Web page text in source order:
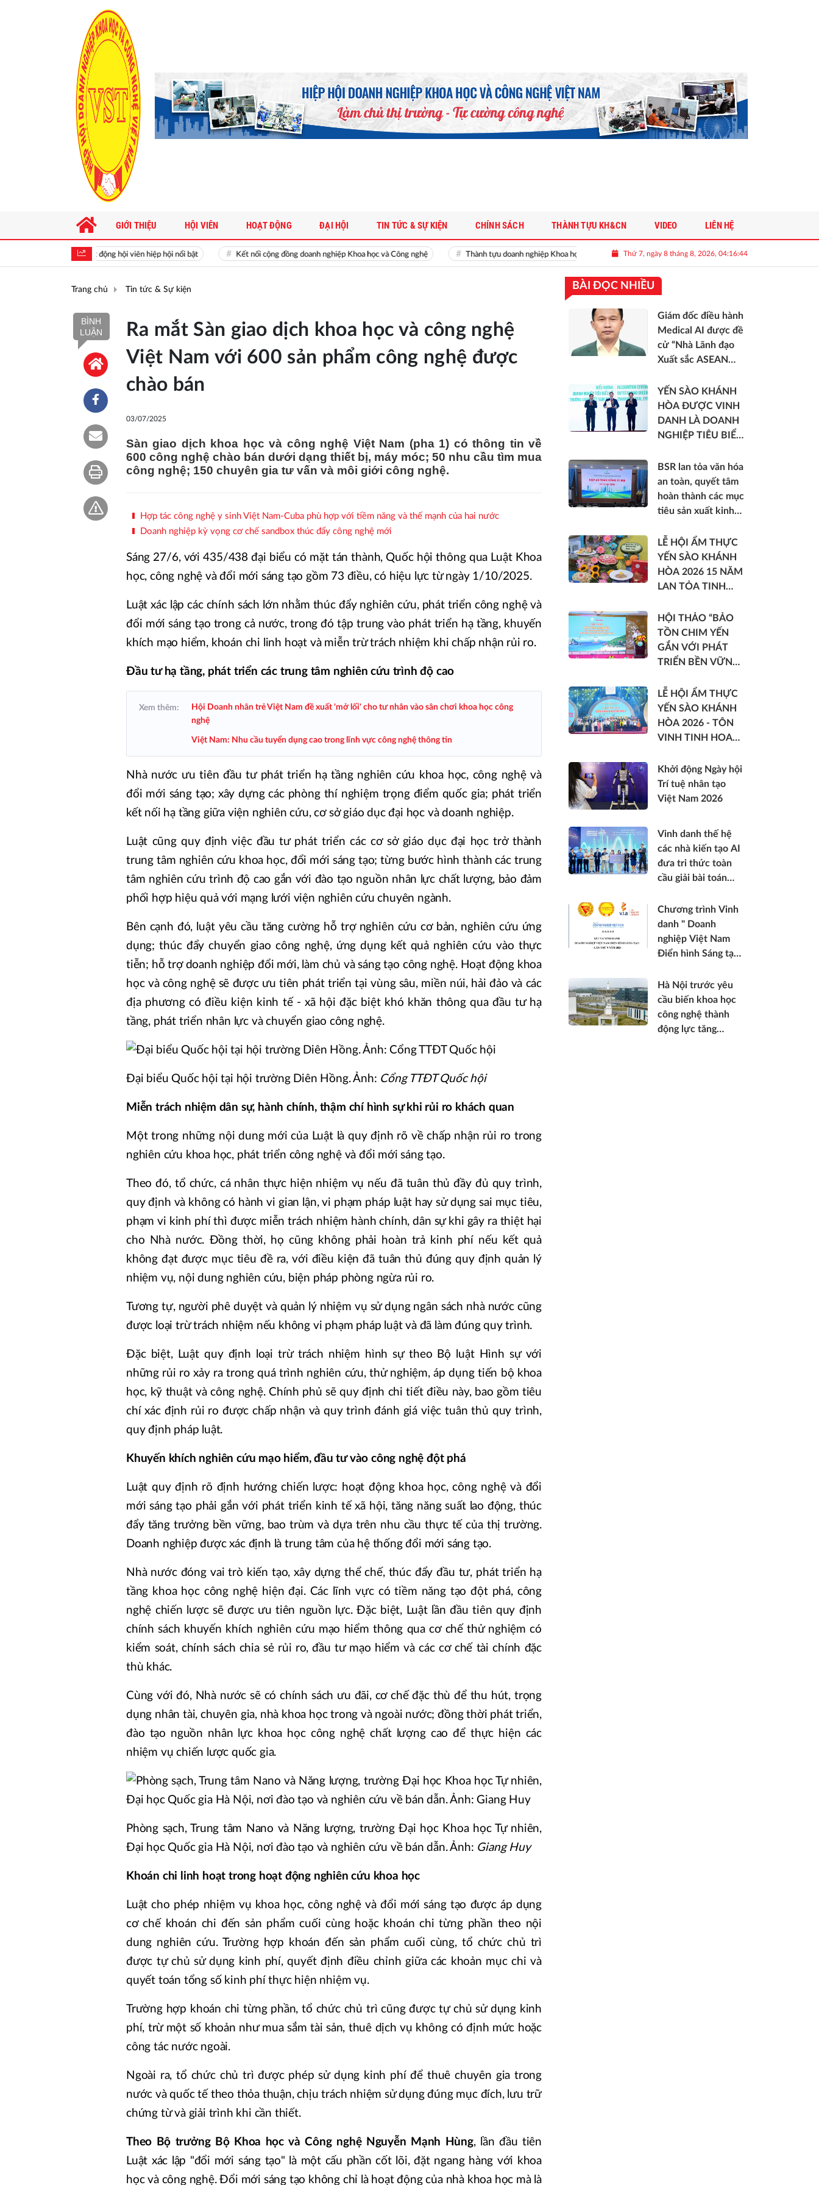
Hoạt động hội viên hiệp hội nổi bật Kết nối cộng đồng doanh nghiệp Khoa học và Công nghệ Thành tựu doanh nghiệp Khoa học và Công nghệ Việt Nam Vinh danh doanh nghiệp khoa học và
Thứ 7, ngày 8 tháng 8, 2026, 04:16:45
GIỚI THIỆU HỘI VIÊN HOẠT ĐỘNG ĐẠI HỘI TIN TỨC & SỰ KIỆN CHÍNH SÁCH THÀNH TỰU KH&CN VIDEO LIÊN HỆ
Trang chủ Tin tức & Sự kiện
BÌNH
LUẬN
Ra mắt Sàn giao dịch khoa học và công nghệ
Việt Nam với 600 sản phẩm công nghệ được
chào bán
03/07/2025
Sàn giao dịch khoa học và công nghệ Việt Nam (pha 1) có thông tin về
600 công nghệ chào bán dưới dạng thiết bị, máy móc; 50 nhu cầu tìm mua
công nghệ; 150 chuyên gia tư vấn và môi giới công nghệ.
Hợp tác công nghệ y sinh Việt Nam-Cuba phù hợp với tiềm năng và thế mạnh của hai nước
Doanh nghiệp kỳ vọng cơ chế sandbox thúc đẩy công nghệ mới
Sáng 27/6, với 435/438 đại biểu có mặt tán thành, Quốc hội thông qua Luật Khoa
học, công nghệ và đổi mới sáng tạo gồm 73 điều, có hiệu lực từ ngày 1/10/2025.
Luật xác lập các chính sách lớn nhằm thúc đẩy nghiên cứu, phát triển công nghệ và
đổi mới sáng tạo trong cả nước, trong đó tập trung vào phát triển hạ tầng, khuyến
khích mạo hiểm, khoán chi linh hoạt và miễn trừ trách nhiệm khi chấp nhận rủi ro.
Đầu tư hạ tầng, phát triển các trung tâm nghiên cứu trình độ cao
Xem thêm:
Hội Doanh nhân trẻ Việt Nam đề xuất 'mở lối' cho tư nhân vào sân chơi khoa học công
nghệ
Việt Nam: Nhu cầu tuyển dụng cao trong lĩnh vực công nghệ thông tin
Nhà nước ưu tiên đầu tư phát triển hạ tầng nghiên cứu khoa học, công nghệ và
đổi mới sáng tạo; xây dựng các phòng thí nghiệm trọng điểm quốc gia; phát triển
kết nối hạ tầng giữa viện nghiên cứu, cơ sở giáo dục đại học và doanh nghiệp.
Luật cũng quy định việc đầu tư phát triển các cơ sở giáo dục đại học trở thành
trung tâm nghiên cứu khoa học, đổi mới sáng tạo; từng bước hình thành các trung
tâm nghiên cứu trình độ cao gắn với đào tạo nguồn nhân lực chất lượng, bảo đảm
phối hợp hiệu quả với mạng lưới viện nghiên cứu chuyên ngành.
Bên cạnh đó, luật yêu cầu tăng cường hỗ trợ nghiên cứu cơ bản, nghiên cứu ứng
dụng; thúc đẩy chuyển giao công nghệ, ứng dụng kết quả nghiên cứu vào thực
tiễn; hỗ trợ doanh nghiệp đổi mới, làm chủ và sáng tạo công nghệ. Hoạt động khoa
học và công nghệ sẽ được ưu tiên phát triển tại vùng sâu, miền núi, hải đảo và các
địa phương có điều kiện kinh tế - xã hội đặc biệt khó khăn thông qua đầu tư hạ
tầng, phát triển nhân lực và chuyển giao công nghệ.
Đại biểu Quốc hội tại hội trường Diên Hồng. Ảnh: Cổng TTĐT Quốc hội
Miễn trách nhiệm dân sự, hành chính, thậm chí hình sự khi rủi ro khách quan
Một trong những nội dung mới của Luật là quy định rõ về chấp nhận rủi ro trong
nghiên cứu khoa học, phát triển công nghệ và đổi mới sáng tạo.
Theo đó, tổ chức, cá nhân thực hiện nhiệm vụ nếu đã tuân thủ đầy đủ quy trình,
quy định và không có hành vi gian lận, vi phạm pháp luật hay sử dụng sai mục tiêu,
phạm vi kinh phí thì được miễn trách nhiệm hành chính, dân sự khi gây ra thiệt hại
cho Nhà nước. Đồng thời, họ cũng không phải hoàn trả kinh phí nếu kết quả
không đạt được mục tiêu đề ra, với điều kiện đã tuân thủ đúng quy định quản lý
nhiệm vụ, nội dung nghiên cứu, biện pháp phòng ngừa rủi ro.
Tương tự, người phê duyệt và quản lý nhiệm vụ sử dụng ngân sách nhà nước cũng
được loại trừ trách nhiệm nếu không vi phạm pháp luật và đã làm đúng quy trình.
Đặc biệt, Luật quy định loại trừ trách nhiệm hình sự theo Bộ luật Hình sự với
những rủi ro xảy ra trong quá trình nghiên cứu, thử nghiệm, áp dụng tiến bộ khoa
học, kỹ thuật và công nghệ. Chính phủ sẽ quy định chi tiết điều này, bao gồm tiêu
chí xác định rủi ro được chấp nhận và quy trình đánh giá việc tuân thủ quy trình,
quy định pháp luật.
Khuyến khích nghiên cứu mạo hiểm, đầu tư vào công nghệ đột phá
Luật quy định rõ định hướng chiến lược: hoạt động khoa học, công nghệ và đổi
mới sáng tạo phải gắn với phát triển kinh tế xã hội, tăng năng suất lao động, thúc
đẩy tăng trưởng bền vững, bao trùm và dựa trên nhu cầu thực tế của thị trường.
Doanh nghiệp được xác định là trung tâm của hệ thống đổi mới sáng tạo.
Nhà nước đóng vai trò kiến tạo, xây dựng thể chế, thúc đẩy đầu tư, phát triển hạ
tầng khoa học công nghệ hiện đại. Các lĩnh vực có tiềm năng tạo đột phá, công
nghệ chiến lược sẽ được ưu tiên nguồn lực. Đặc biệt, Luật lần đầu tiên quy định
chính sách khuyến khích nghiên cứu mạo hiểm thông qua cơ chế thử nghiệm có
kiểm soát, chính sách chia sẻ rủi ro, đầu tư mạo hiểm và các cơ chế tài chính đặc
thù khác.
Cùng với đó, Nhà nước sẽ có chính sách ưu đãi, cơ chế đặc thù để thu hút, trọng
dụng nhân tài, chuyên gia, nhà khoa học trong và ngoài nước; đồng thời phát triển,
đào tạo nguồn nhân lực khoa học công nghệ chất lượng cao để thực hiện các
nhiệm vụ chiến lược quốc gia.
Phòng sạch, Trung tâm Nano và Năng lượng, trường Đại học Khoa học Tự nhiên,
Đại học Quốc gia Hà Nội, nơi đào tạo và nghiên cứu về bán dẫn. Ảnh: Giang Huy
Khoán chi linh hoạt trong hoạt động nghiên cứu khoa học
Luật cho phép nhiệm vụ khoa học, công nghệ và đổi mới sáng tạo được áp dụng
cơ chế khoán chi đến sản phẩm cuối cùng hoặc khoán chi từng phần theo nội
dung nghiên cứu. Trường hợp khoán đến sản phẩm cuối cùng, tổ chức chủ trì
được tự chủ sử dụng kinh phí, quyết định điều chỉnh giữa các khoản mục chi và
quyết toán tổng số kinh phí thực hiện nhiệm vụ.
Trường hợp khoán chi từng phần, tổ chức chủ trì cũng được tự chủ sử dụng kinh
phí, trừ một số khoản như mua sắm tài sản, thuê dịch vụ không có định mức hoặc
công tác nước ngoài.
Ngoài ra, tổ chức chủ trì được phép sử dụng kinh phí để thuê chuyên gia trong
nước và quốc tế theo thỏa thuận, chịu trách nhiệm sử dụng đúng mục đích, lưu trữ
chứng từ và giải trình khi cần thiết.
Theo Bộ trưởng Bộ Khoa học và Công nghệ Nguyễn Mạnh Hùng, lần đầu tiên
Luật xác lập "đổi mới sáng tạo" là một cấu phần cốt lõi, đặt ngang hàng với khoa
học và công nghệ. Đổi mới sáng tạo không chỉ là hoạt động của nhà khoa học mà là
BÀI ĐỌC NHIỀU
Giám đốc điều hành
Medical AI được đề
cử “Nhà Lãnh đạo
Xuất sắc ASEAN
YẾN SÀO KHÁNH
HÒA ĐƯỢC VINH
DANH LÀ DOANH
NGHIỆP TIÊU BIỂU
MÔI TRƯỜNG
XANH VIỆT NAM
BSR lan tỏa văn hóa
an toàn, quyết tâm
hoàn thành các mục
tiêu sản xuất kinh
năm 2026
LỄ HỘI ẨM THỰC
YẾN SÀO KHÁNH
HÒA 2026 15 NĂM
LAN TỎA TINH
HỘI THẢO “BẢO
TỒN CHIM YẾN
GẮN VỚI PHÁT
TRIỂN BỀN VỮNG
YẾN SÀO KHÁNH
HÒA”
LỄ HỘI ẨM THỰC
YẾN SÀO KHÁNH
HÒA 2026 - TÔN
VINH TINH HOA
Khởi động Ngày hội
Trí tuệ nhân tạo
Việt Nam 2026
Vinh danh thế hệ
các nhà kiến tạo AI
đưa tri thức toàn
cầu giải bài toán
2026
Chương trình Vinh
danh " Doanh
nghiệp Việt Nam
Điển hình Sáng tạo
2026 "
Hà Nội trước yêu
cầu biến khoa học
công nghệ thành
động lực tăng